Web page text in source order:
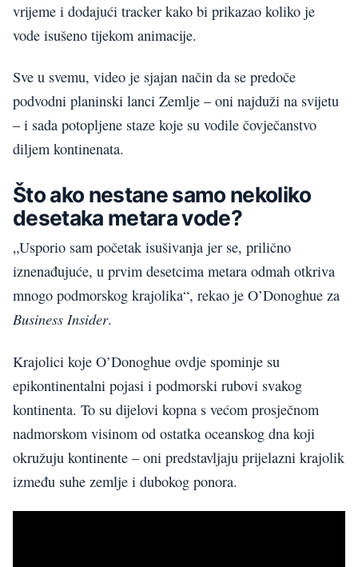
vrijeme i dodajući tracker kako bi prikazao koliko je
vode isušeno tijekom animacije.
Sve u svemu, video je sjajan način da se predoče
podvodni planinski lanci Zemlje – oni najduži na svijetu
– i sada potopljene staze koje su vodile čovječanstvo
diljem kontinenata.
Što ako nestane samo nekoliko
desetaka metara vode?
„Usporio sam početak isušivanja jer se, prilično
iznenađujuće, u prvim desetcima metara odmah otkriva
mnogo podmorskog krajolika“, rekao je O’Donoghue za
Business Insider.
Krajolici koje O’Donoghue ovdje spominje su
epikontinentalni pojasi i podmorski rubovi svakog
kontinenta. To su dijelovi kopna s većom prosječnom
nadmorskom visinom od ostatka oceanskog dna koji
okružuju kontinente – oni predstavljaju prijelazni krajolik
između suhe zemlje i dubokog ponora.